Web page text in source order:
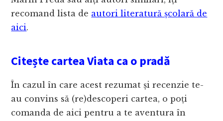
recomand lista de autori literatură școlară de
aici.
Citește cartea Viata ca o pradă
În cazul în care acest rezumat și recenzie te-
au convins să (re)descoperi cartea, o poți
comanda de aici pentru a te aventura în